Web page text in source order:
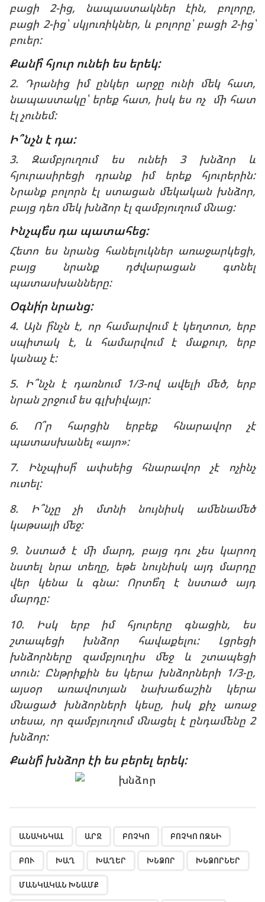
բացի 2-ից, նապաստակներ էին, բոլորը,
բացի 2-ից՝ սկյուռիկներ, և բոլորը՝ բացի 2-ից՝
բուեր:
Քանի՞ հյուր ունեի ես երեկ:
2. Դրանից իմ ընկեր արջը ունի մեկ հատ,
նապաստակը՝ երեք հատ, իսկ ես ոչ մի հատ
էլ չունեմ:
Ի՞նչն է դա:
3. Զամբյուղում ես ունեի 3 խնձոր և
հյուրասիրեցի դրանք իմ երեք հյուրերին:
Նրանք բոլորն էլ ստացան մեկական խնձոր,
բայց դեռ մեկ խնձոր էլ զամբյուղում մնաց:
Ինչպե՞ս դա պատահեց:
Հետո ես նրանց հանելուկներ առաջարկեցի,
բայց նրանք դժվարացան գտնել
պատասխանները:
Օգնի՛ր նրանց:
4. Այն ի՞նչն է, որ համարվում է կեղտոտ, երբ
սպիտակ է, և համարվում է մաքուր, երբ
կանաչ է:
5. Ի՞նչն է դառնում 1/3-ով ավելի մեծ, երբ
նրան շրջում ես գլխիվայր:
6. Ո՞ր հարցին երբեք հնարավոր չէ
պատասխանել «այո»:
7. Ինչպիսի՞ ափսեից հնարավոր չէ ոչինչ
ուտել:
8. Ի՞նչը չի մտնի նույնիսկ ամենամեծ
կաթսայի մեջ:
9. Նստած է մի մարդ, բայց դու չես կարող
նստել նրա տեղը, եթե նույնիսկ այդ մարդը
վեր կենա և գնա: Որտե՞ղ է նստած այդ
մարդը:
10. Իսկ երբ իմ հյուրերը գնացին, ես
շտապեցի խնձոր հավաքելու: Լցրեցի
խնձորները զամբյուղիս մեջ և շտապեցի
տուն: Ընթրիքին ես կերա խնձորների 1/3-ը,
այսօր առավոտյան նախաճաշին կերա
մնացած խնձորների կեսը, իսկ քիչ առաջ
տեսա, որ զամբյուղում մնացել է ընդամենը 2
խնձոր:
Քանի՞ խնձոր էի ես բերել երեկ:
ԱՆԱԿՆԿԱԼ ԱՐՋ ԲՈՉԿՈ ԲՈՉԿՈ ՈԶՆԻ
ԲՈՒ ԽԱՂ ԽԱՂԵՐ ԽՆՁՈՐ ԽՆՁՈՐՆԵՐ
ՄԱՆԿԱԿԱՆ ԽՆԱՄՔ